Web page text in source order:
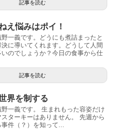
記事を読む
え悩みはポイ！
一義です。どうにも煮詰まったと
に導いてくれます。どうして人間
のでしょうか？今日の食事から仕
記事を読む
界を制する
一義です。 生まれもった容姿だけ
ターキーはありません。 先週から
件（？）を知って...